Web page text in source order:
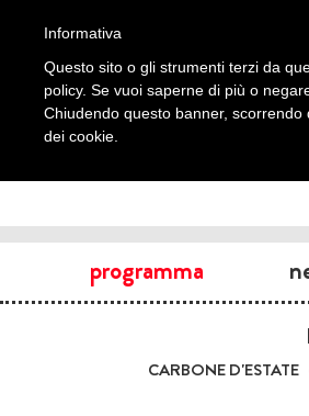
programma
CARBONE D'ESTATE
Informativa
Questo sito o gli strumenti terzi da
policy. Se vuoi saperne di più o
Chiudendo questo banner,
dei cookie.